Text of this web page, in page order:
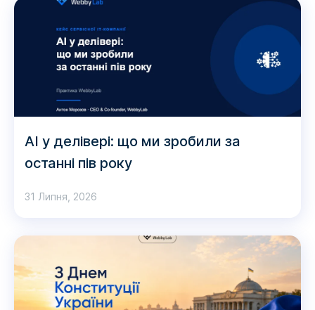
AI у делівері: що ми зробили за
останні пів року
31 Липня, 2026